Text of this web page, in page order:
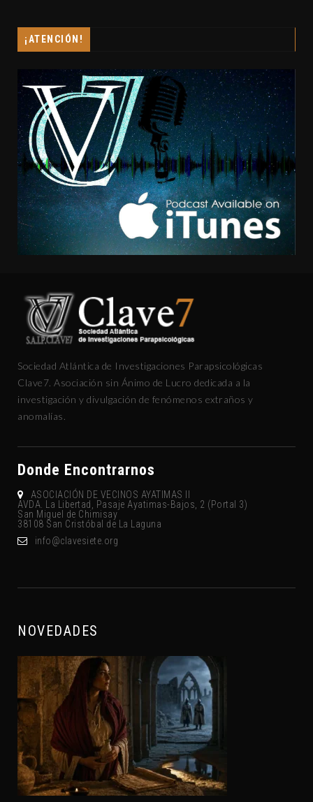
¡ATENCIÓN!
Sociedad Atlántica de Investigaciones Parapsicológicas
Clave7. Asociación sin Ánimo de Lucro dedicada a la
investigación y divulgación de fenómenos extraños y
anomalías.
Donde Encontrarnos
ASOCIACIÓN DE VECINOS AYATIMAS II
AVDA. La Libertad, Pasaje Ayatimas-Bajos, 2 (Portal 3)
San Miguel de Chimisay
38108 San Cristóbal de La Laguna
gro.eteisevalc@ofni
NOVEDADES